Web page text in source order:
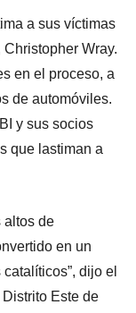
a sus víctimas
Wray.
en el proceso, a
de automóviles.
y sus socios
que lastiman a
altos de
en un
dijo el
Este de